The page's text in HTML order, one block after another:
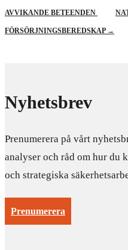
AVVIKANDE BETEENDEN
FÖRSÖRJNINGSBEREDSKAP→
Nyhetsbrev
Prenumerera på vårt
analyser och råd om hur du
och strategiska
Prenumerera